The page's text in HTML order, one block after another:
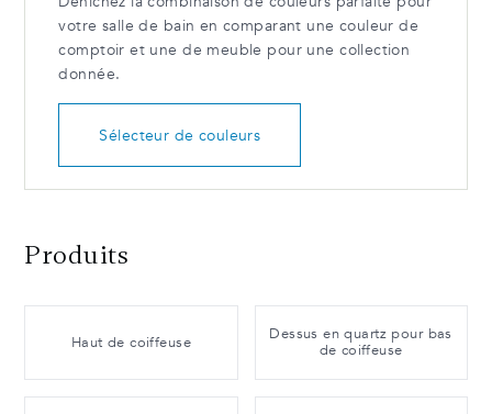
votre salle de bain en comparant une couleur de
comptoir et une de meuble pour une collection
donnée.
Sélecteur de couleurs
Produits
Haut de coiffeuse
Dessus en quartz pour bas
de coiffeuse